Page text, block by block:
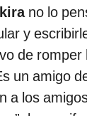
no lo
y
de romper
un amigo
a los